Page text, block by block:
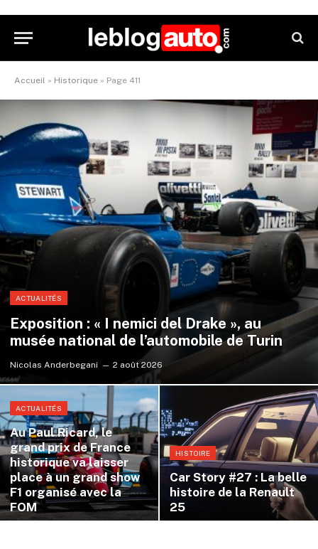
Accueil » Historique » Page 411
ACTUALITÉS
Exposition : « I nemici del Drake », au
musée national de l’automobile de Turin
Nicolas Anderbegani 2 août 2026
ACTUALITÉS
Au Paul Ricard, le
grand prix de France
historique va laisser
place à un grand show
F1 organisé avec la
FOM
HISTOIRE
Car Story #27 : La belle
histoire de la Renault
25